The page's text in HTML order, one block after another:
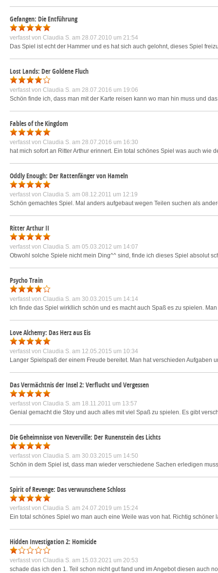
Gefangen: Die Entführung
verfasst von Claudia S. am 28.07.2010 um 21:54
Das Spiel ist echt der Hammer und es hat sich auch gelohnt, dieses Spiel
Lost Lands: Der Goldene Fluch
verfasst von Claudia S. am 28.07.2016 um 19:06
Schön finde ich, dass man mit der Karte reisen kann wo man hin muss und
Fables of the Kingdom
verfasst von Claudia S. am 28.07.2016 um 16:30
hat mich sofort an Ritter Arthur erinnert. Ein total schönes Spiel was auch wie
Oddly Enough: Der Rattenfänger von Hameln
verfasst von Claudia S. am 08.12.2011 um 12:19
Schön gemachtes Spiel. Mal anders aufgebaut wegen Teilen suchen als
Ritter Arthur II
verfasst von Claudia S. am 05.03.2012 um 14:07
Obwohl solche Spiele nicht mein Ding^^ sind, finde ich dieses Spiel absolut
Psycho Train
verfasst von Claudia S. am 30.03.2015 um 14:14
Ich finde das Spiel wirkllich schön und es macht auch Spaß es zu spielen.
Love Alchemy: Das Herz aus Eis
verfasst von Claudia S. am 12.05.2015 um 10:34
Langer Spielspaß der einem Freude bereitet. Man hat verschieden Aufgaben
Das Vermächtnis der Insel 2: Verflucht und Vergessen
verfasst von Claudia S. am 18.11.2011 um 13:57
Genial gemacht die Stoy und auch alles mit viel Spaß zu spielen. Es gibt
Die Geheimnisse von Neverville: Der Runenstein des Lichts
verfasst von Claudia S. am 30.03.2015 um 14:50
Schön in dem Spiel ist, dass man wieder verschiedene Sachen erledigen
Spirit of Revenge: Das verwunschene Schloss
verfasst von Claudia S. am 24.07.2019 um 15:24
Ein total schönes Spiel wo man auch eine Weile was von hat. Richtig
Hidden Investigation 2: Homicide
verfasst von Claudia S. am 15.03.2021 um 20:53
schade das ich den 1. Teil schon nicht gut fand und im Angebot diesen auch